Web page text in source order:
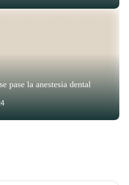
pase la anestesia dental